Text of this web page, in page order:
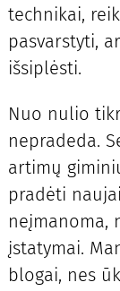
technikai,
pasvarstyti,
išsiplėsti.
Nuo nulio
nepradeda.
artimų
pradėti
neįmanoma,
įstatymai.
blogai, nes